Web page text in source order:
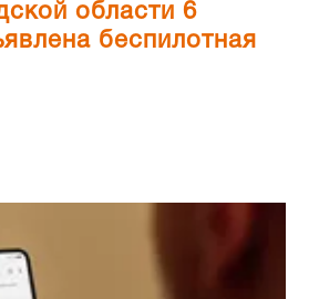
области 6
беспилотная